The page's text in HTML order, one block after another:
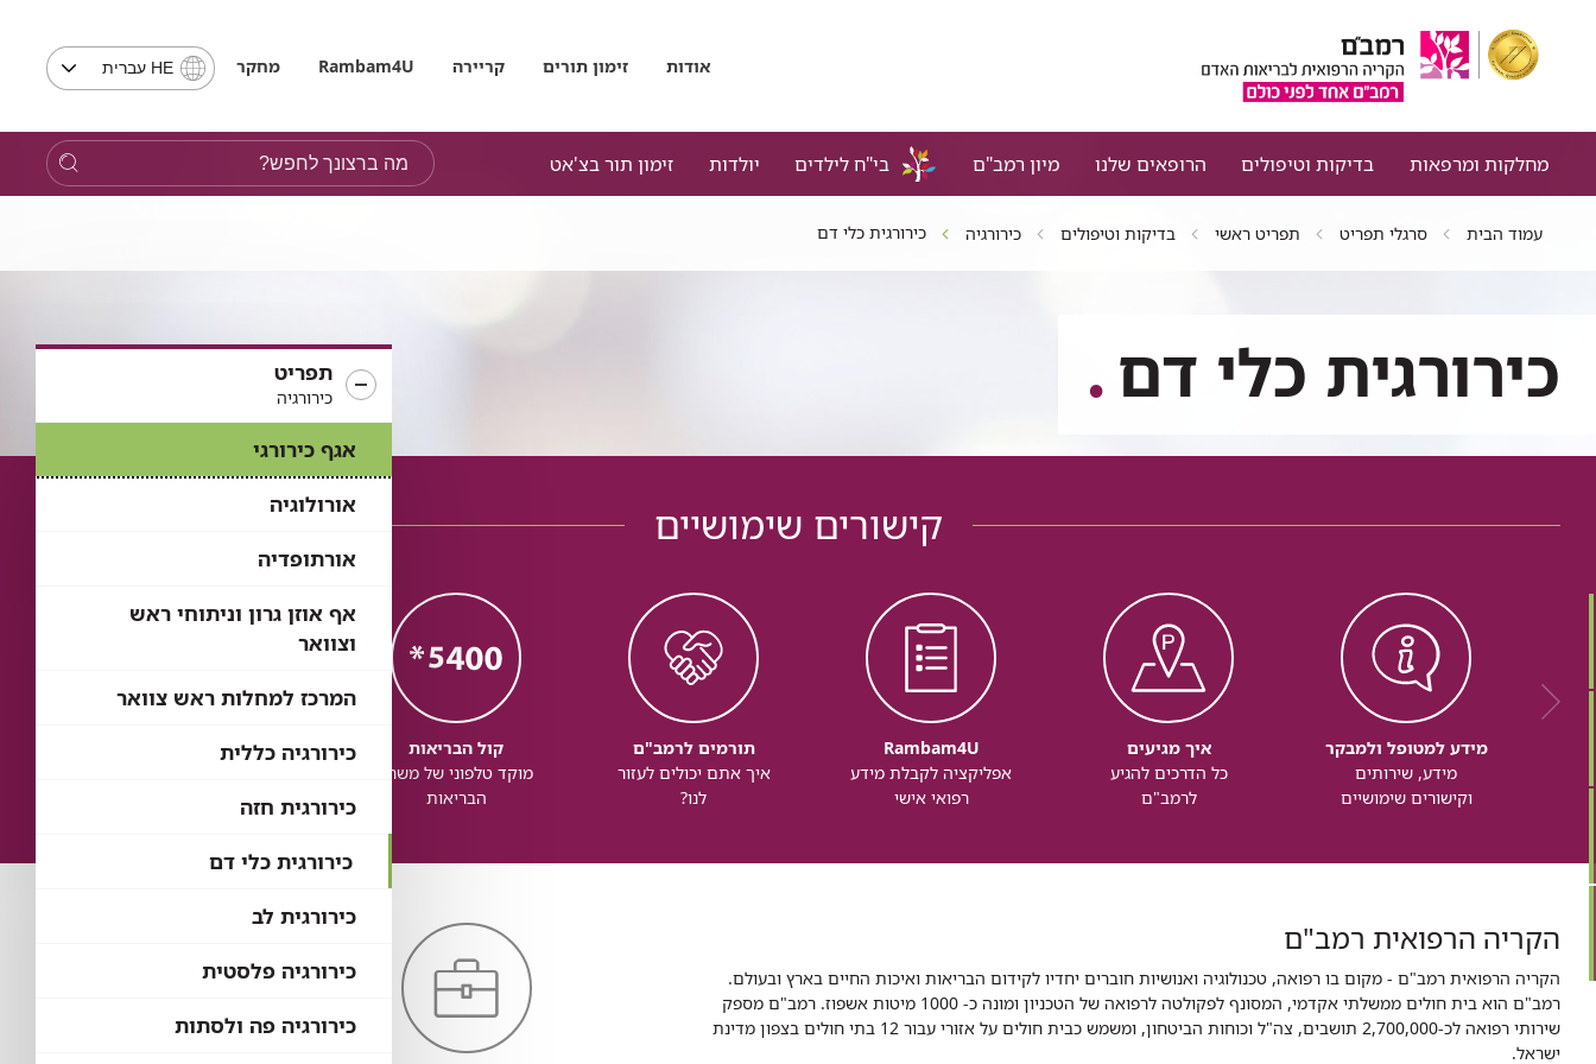
אודות זימון תורים קריירה Rambam4U מחקר
בחירת
שים
לב,
בבחירת
HE עברית
מחלקות ומרפאות בדיקות וטיפולים הרופאים שלנו מיון רמב"ם בי"ח לילדים יולדות זימון תור בצ'אט
מה
ברצונך
לחפש?
עמוד הבית סרגלי תפריט תפריט ראשי בדיקות וטיפולים כירורגיה כירורגית כלי דם
תפריט
כירורגיה
אגף כירורגי
אורולוגיה
אורתופדיה
אף אוזן גרון וניתוחי ראש
וצוואר
המרכז למחלות ראש צוואר
כירורגיה כללית
כירורגית חזה
כירורגית כלי דם
כירורגית לב
כירורגיה פלסטית
כירורגיה פה ולסתות
כירורגית כלי דם
קישורים שימושיים
מידע למטופל ולמבקר
מידע, שירותים
וקישורים שימושיים
איך מגיעים
כל הדרכים להגיע
לרמב"ם
Rambam4U
אפליקציה לקבלת מידע
רפואי אישי
תורמים לרמב"ם
איך אתם יכולים לעזור
לנו?
קול הבריאות
מוקד טלפוני של משרד
הבריאות
כל הבריאות
בריאות
הקריה הרפואית רמב"ם
הקריה הרפואית רמב"ם - מקום בו רפואה, טכנולוגיה ואנושיות חוברים יחדיו לקידום הבריאות ואיכות החיים בארץ ובעולם.
רמב"ם הוא בית חולים ממשלתי אקדמי, המסונף לפקולטה לרפואה של הטכניון ומונה כ- 1000 מיטות אשפוז. רמב"ם מספק
שירותי רפואה לכ-2,700,000 תושבים, צה"ל וכוחות הביטחון, ומשמש כבית חולים על אזורי עבור 12 בתי חולים בצפון מדינת
ישראל.